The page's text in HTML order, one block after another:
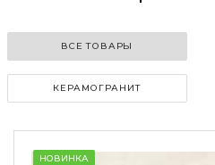
ВСЕ ТОВАРЫ
КЕРАМОГРАНИТ
НОВИНКА